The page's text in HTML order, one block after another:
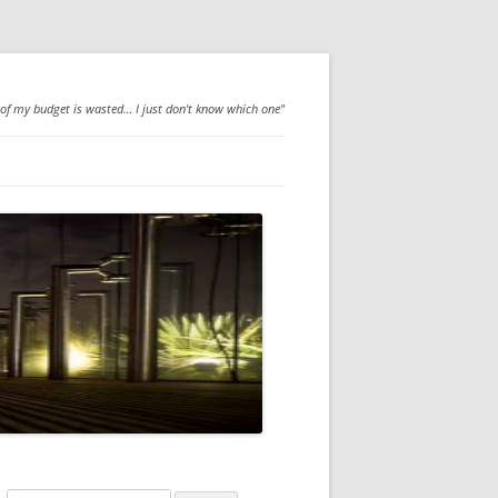
my budget is wasted… I just don't know which one"